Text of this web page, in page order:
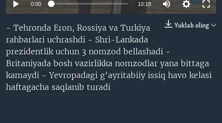
TWITTER
SOUNDCLOUD
0:00 10:18
Yuklab oling
- Tehronda Eron, Rossiya va Turkiya
rahbarlari uchrashdi - Shri-Lankada
prezidentlik uchun 3 nomzod bellashadi -
Britaniyada bosh vazirlikka nomzodlar yana bittaga
kamaydi - Yevropadagi g'ayritabiiy issiq havo kelasi
haftagacha saqlanib turadi